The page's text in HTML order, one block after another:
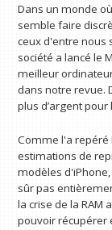
Dans un monde
semble faire
ceux d'entre nous
société a lancé le
meilleur
dans notre revue.
plus d’argent
Comme l'a repéré
estimations de
modèles d'iPhone,
sûr pas
la crise de la RAM
pouvoir récupérer